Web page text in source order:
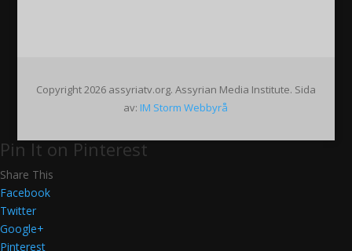
Copyright 2026 assyriatv.org. Assyrian Media Institute. Sida
av: IM Storm Webbyrå
Pin It on Pinterest
Share This
Facebook
Twitter
Google+
Pinterest